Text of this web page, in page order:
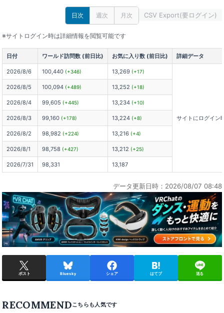
日次 週次 月次 CSV Export(要ログイン)
※サイトログイン時は詳細情報を閲覧可能です
日付 ワールド訪問数 (前日比) お気に入り数 (前日比) 詳細データ
2026/8/6 100,440 (+346) 13,269 (+17)
サイトにログイン
2026/8/5 100,094 (+489) 13,252 (+18)
2026/8/4 99,605 (+445) 13,234 (+10)
2026/8/3 99,160 (+178) 13,224 (+8)
2026/8/2 98,982 (+224) 13,216 (+4)
2026/8/1 98,758 (+427) 13,212 (+25)
2026/7/31 98,331 13,187
データ更新日時：2026/08/07 08:48
ポスト Bluesky シェア はてブ 送る
RECOMMEND